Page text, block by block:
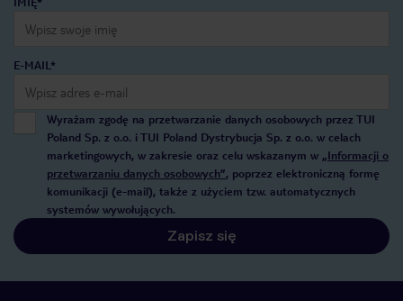
E-MAIL*
Wyrażam zgodę na przetwarzanie danych osobowych przez TUI
Poland Sp. z o.o. i TUI Poland Dystrybucja Sp. z o.o. w celach
marketingowych, w zakresie oraz celu wskazanym w „Informacji o
przetwarzaniu danych osobowych”, poprzez elektroniczną formę
komunikacji (e-mail), także z użyciem tzw. automatycznych
systemów wywołujących.
Zapisz się